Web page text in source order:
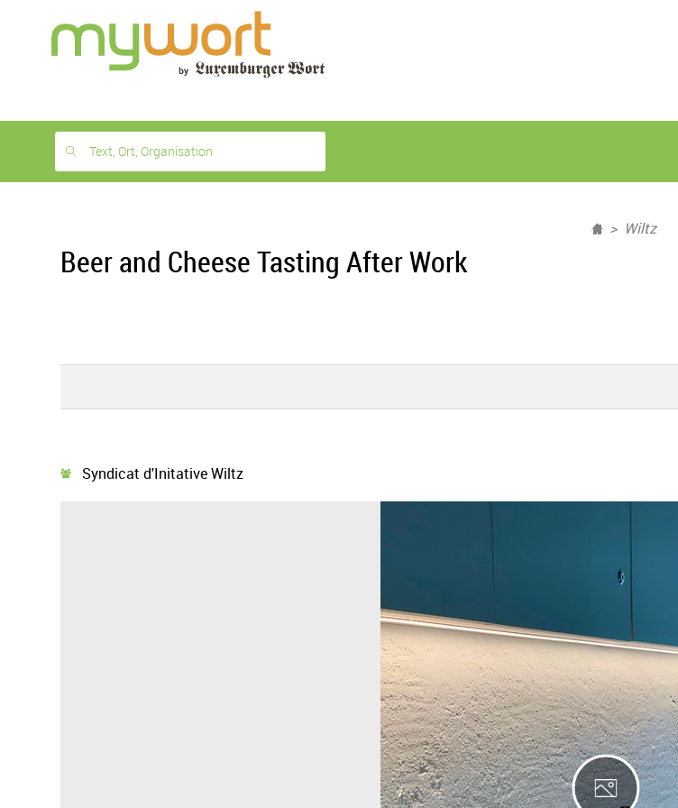
month
free
Text, Ort, Organisation
Wiltz
Beer and Cheese Tasting After Work
Syndicat d'Initative Wiltz